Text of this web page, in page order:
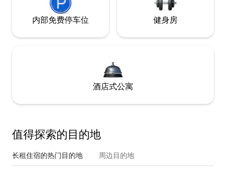
内部免费停车位 健身房
酒店式公寓
值得探索的目的地
长租住宿的热门目的地 周边目的地